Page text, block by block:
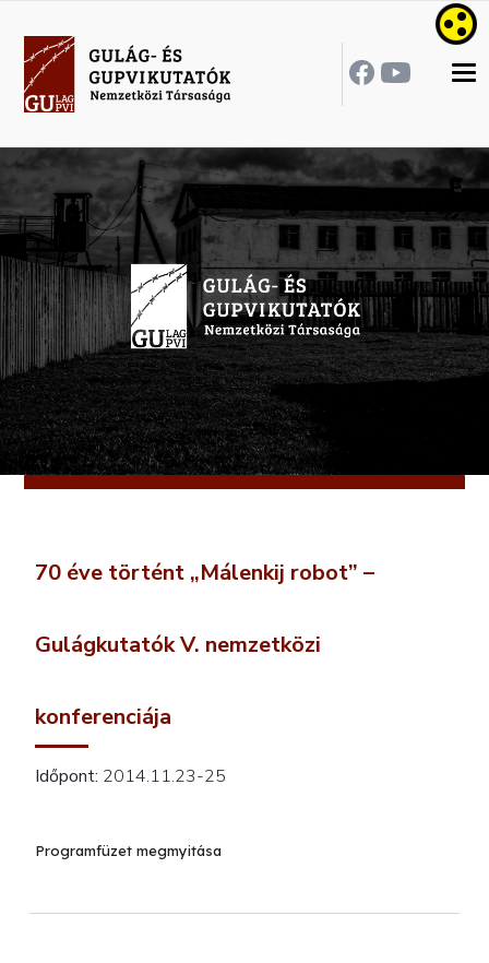
70 éve történt „Málenkij robot” –
Gulágkutatók V. nemzetközi
konferenciája
Időpont: 2014.11.23-25
Programfüzet megmyitása